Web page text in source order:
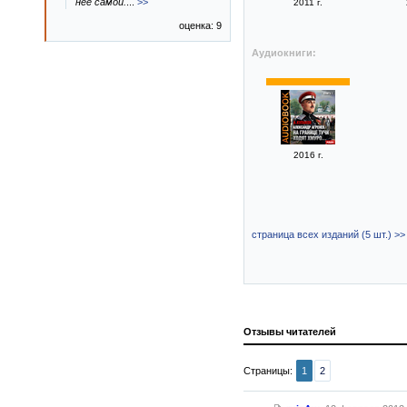
Аудиокниги:
2016 г.
страница всех изданий (5 шт.) >>
Отзывы читателей
Страницы: 1 2
оценка: 9